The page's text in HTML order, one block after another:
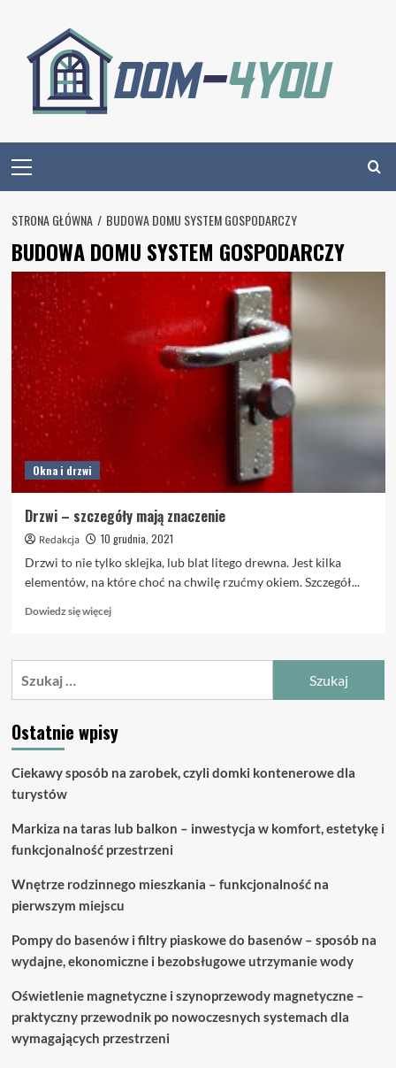
content
Menu
STRONA GŁÓWNA BUDOWA DOMU SYSTEM GOSPODARCZY
BUDOWA DOMU SYSTEM GOSPODARCZY
Okna i drzwi
Drzwi – szczegóły mają znaczenie
Redakcja
10 grudnia, 2021
Drzwi to nie tylko sklejka, lub blat litego drewna. Jest kilka
elementów, na które choć na chwilę rzućmy okiem. Szczegół...
Dowiedz się więcejDowiedz
o
mają
znaczenie
Ostatnie wpisy
Ciekawy sposób na zarobek, czyli domki kontenerowe dla
turystów
Markiza na taras lub balkon – inwestycja w komfort, estetykę i
funkcjonalność przestrzeni
Wnętrze rodzinnego mieszkania – funkcjonalność na
pierwszym miejscu
Pompy do basenów i filtry piaskowe do basenów – sposób na
wydajne, ekonomiczne i bezobsługowe utrzymanie wody
Oświetlenie magnetyczne i szynoprzewody magnetyczne –
praktyczny przewodnik po nowoczesnych systemach dla
wymagających przestrzeni